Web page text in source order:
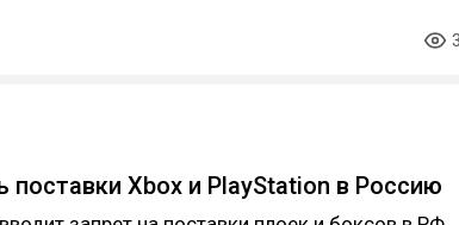
поставки Xbox и PlayStation в Россию